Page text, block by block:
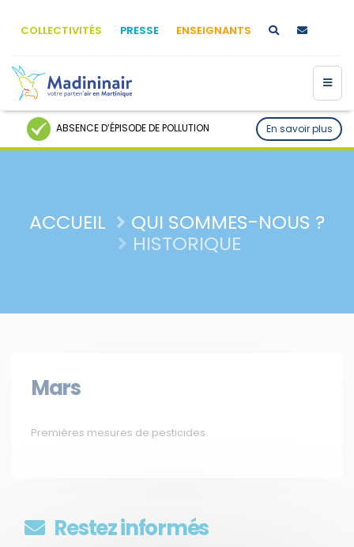
COLLECTIVITÉS PRESSE ENSEIGNANTS
ABSENCE D’ÉPISODE DE POLLUTION En savoir plus
ACCUEIL
QUI SOMMES-NOUS ?
HISTORIQUE
Mars
Premières mesures de pesticides
Restez informés